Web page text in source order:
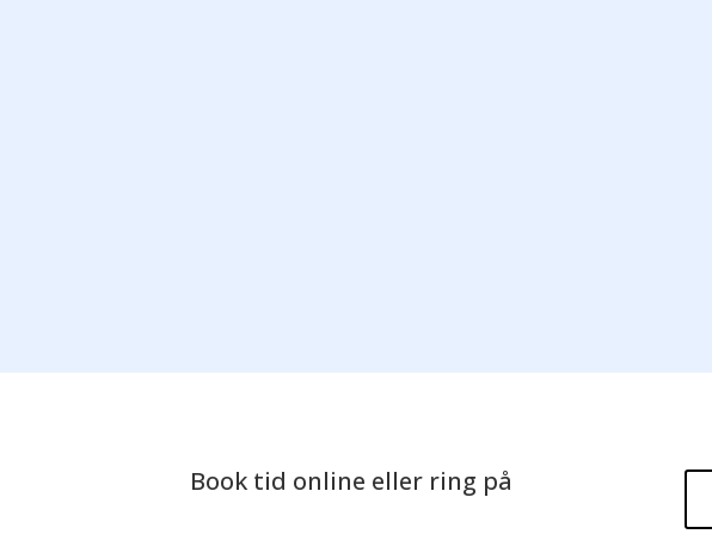
Book tid online eller ring på